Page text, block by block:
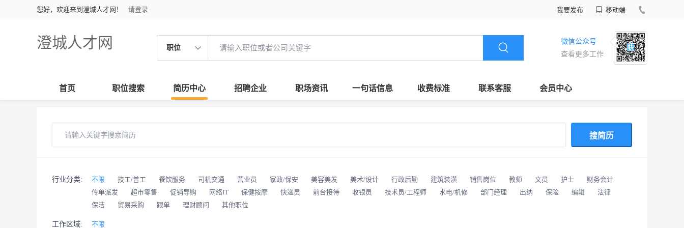
您好，欢迎来到澄城人才网！ 请登录 我要发布 移动端
澄城人才网 职位
微信公众号
查看更多工作
首页 职位搜索 简历中心 招聘企业 职场资讯 一句话信息 收费标准 联系客服 会员中心
搜简历
行业分类: 不限 技工/普工 餐饮服务 司机交通 营业员 家政/保安 美容美发 美术/设计 行政后勤 建筑装潢 销售岗位 教师 文员 护士
财务会计
传单派发
超市零售 促销导购 网络IT 保健按摩 快递员 前台接待 收银员 技术员/工程师 水电/机修 部门经理 出纳 保险 编辑
法律
保洁
贸易采购 跟单 理财顾问 其他职位
工作区域: 不限